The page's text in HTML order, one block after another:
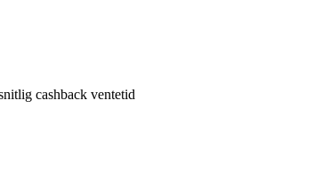
cashback ventetid